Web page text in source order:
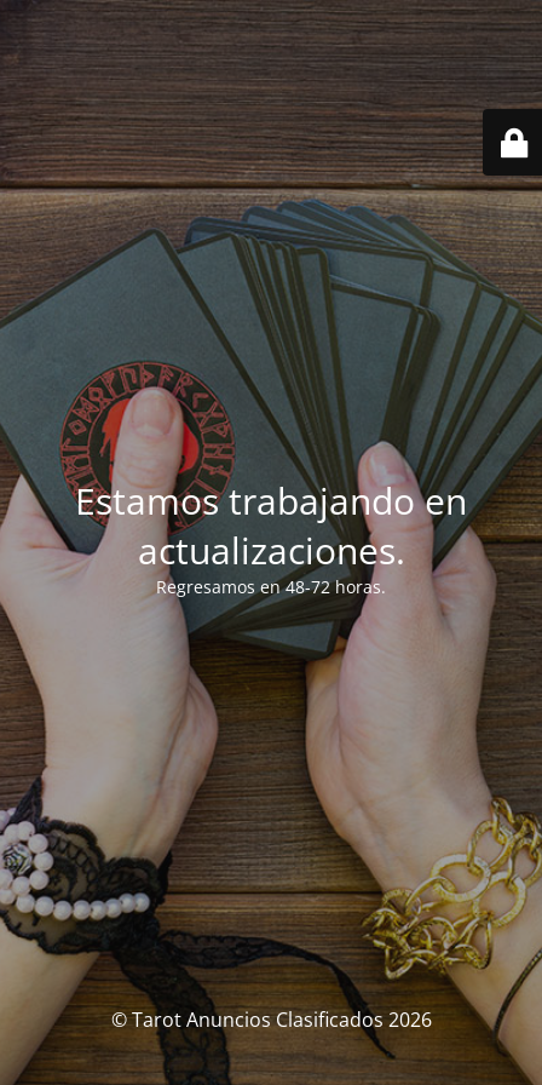
Estamos trabajando en
actualizaciones.
Regresamos en 48-72 horas.
© Tarot Anuncios Clasificados 2026